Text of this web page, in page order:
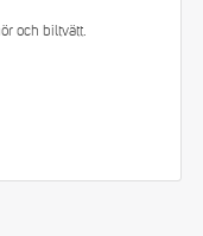
och biltvätt.